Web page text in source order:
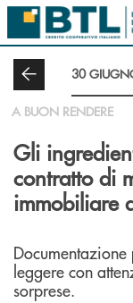
Salta al contenuto
30
A BUON RENDERE
Gli
contratto di
immobiliare
leggere con
sorprese.